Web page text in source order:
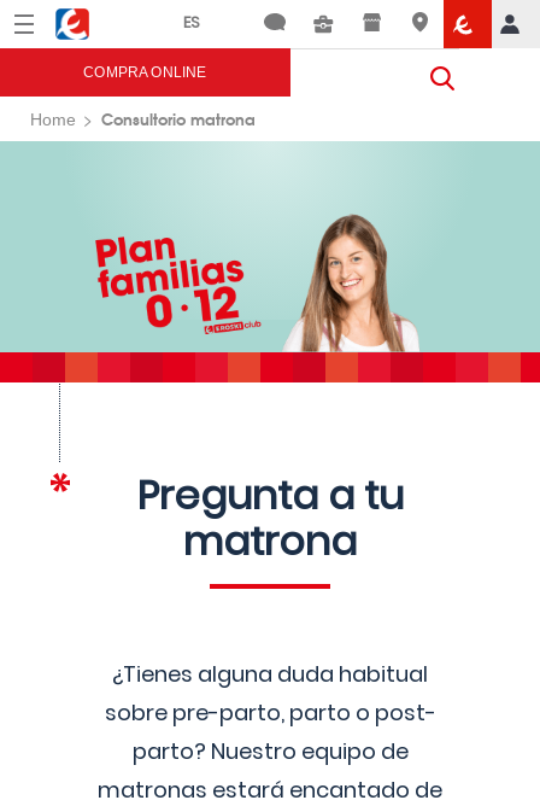
Menú Eroski
COMPRA ONLINE
Home Consultorio matrona
Pregunta a tu
matrona
¿Tienes alguna duda habitual
sobre pre-parto, parto o post-
parto? Nuestro equipo de
matronas estará encantado de